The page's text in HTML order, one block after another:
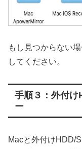
もし見つからない
してください。
手順３：外付
ー
Macと外付けHDD/